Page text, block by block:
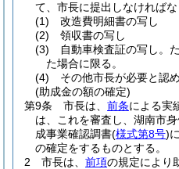
て、市長に提出しなければな
(1)
改造費明細書の写し
(2)
領収書の写し
(3)
自動車検査証の写し。
た場合に限る。
(4)
その他市長が必要と認
(助成金の額の確定)
第9条
市長は、 前条による実
は、これを審査し、湖南市
成事業確認調書(様式第8号)
の確定をするものとする。
2
市長は、 前項の規定により